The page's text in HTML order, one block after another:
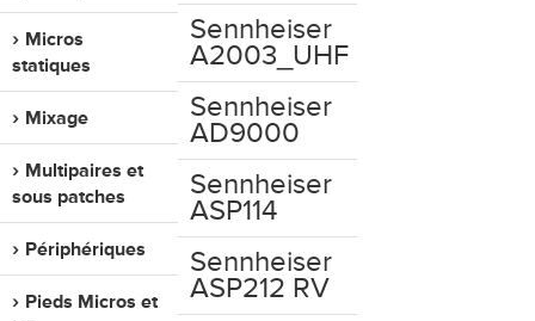
Micros
statiques
Mixage
Multipaires et
sous patches
Périphériques
Pieds Micros et
Sennheiser
A2003_UHF
Sennheiser
AD9000
Sennheiser
ASP114
Sennheiser
ASP212 RV